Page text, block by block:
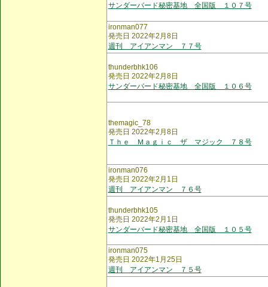
サンダーバード秘密基地 全国版 １０７号
ironman077
発売日 2022年2月8日
週刊 アイアンマン ７７号
thunderbhk106
発売日 2022年2月8日
サンダーバード秘密基地 全国版 １０６号
themagic_78
発売日 2022年2月8日
Ｔｈｅ Ｍａｇｉｃ ザ マジック ７８号
ironman076
発売日 2022年2月1日
週刊 アイアンマン ７６号
thunderbhk105
発売日 2022年2月1日
サンダーバード秘密基地 全国版 １０５号
ironman075
発売日 2022年1月25日
週刊 アイアンマン ７５号